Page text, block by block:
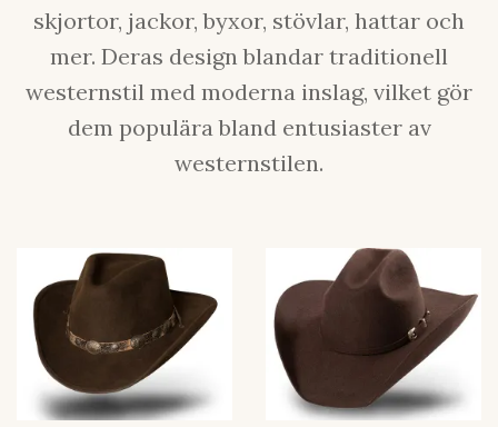
skjortor, jackor, byxor, stövlar, hattar och
mer. Deras design blandar traditionell
westernstil med moderna inslag, vilket gör
dem populära bland entusiaster av
westernstilen.